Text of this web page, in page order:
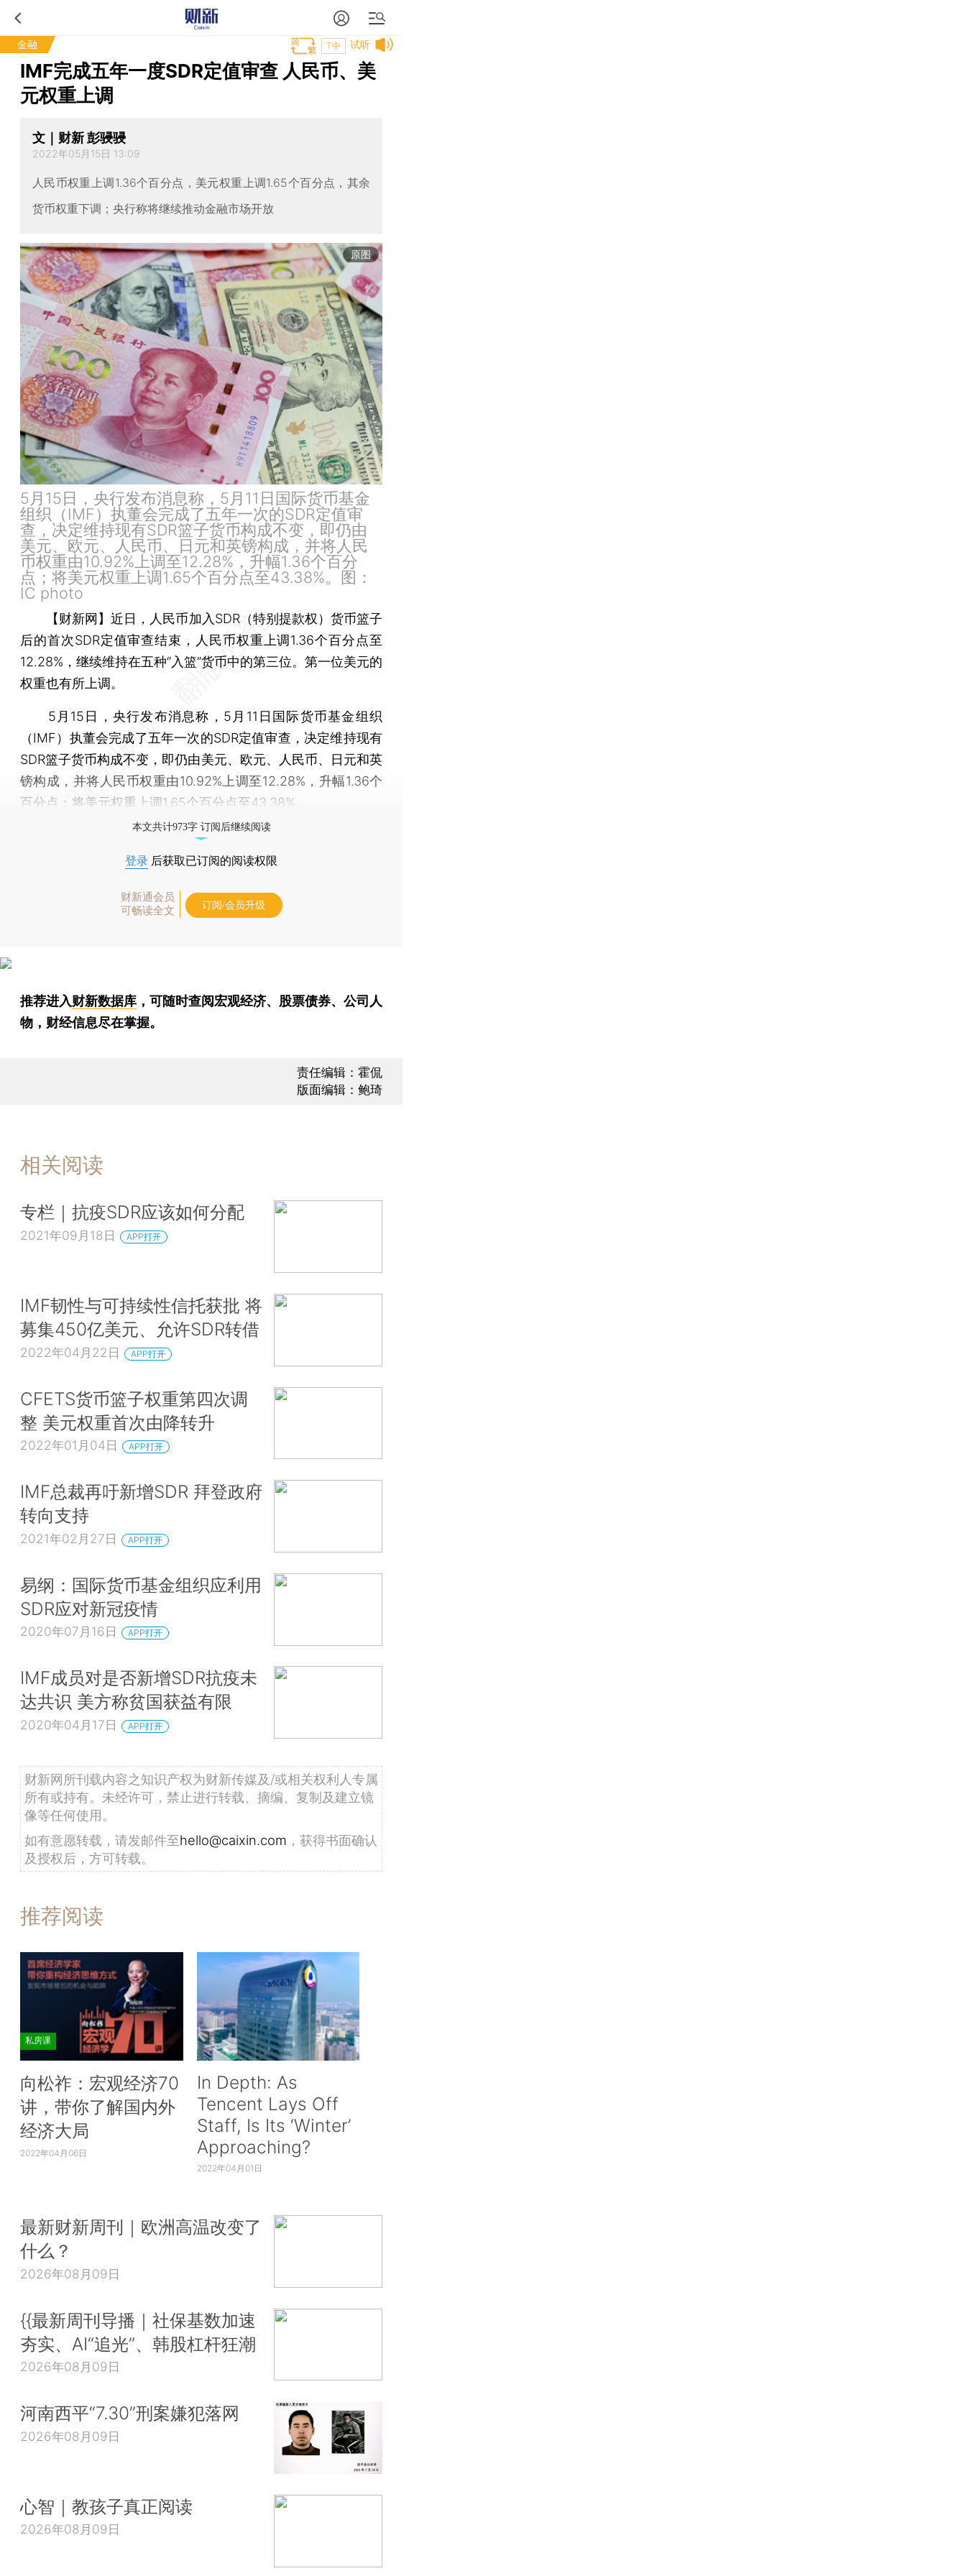
金融 试听
T中
IMF完成五年一度SDR定值审查 人民币、美
元权重上调
文｜财新 彭骎骎
2022年05月15日 13:09
人民币权重上调1.36个百分点，美元权重上调1.65个百分点，其余
货币权重下调；央行称将继续推动金融市场开放
原图
5月15日，央行发布消息称，5月11日国际货币基金
组织（IMF）执董会完成了五年一次的SDR定值审
查，决定维持现有SDR篮子货币构成不变，即仍由
美元、欧元、人民币、日元和英镑构成，并将人民
币权重由10.92%上调至12.28%，升幅1.36个百分
点；将美元权重上调1.65个百分点至43.38%。图：
IC photo
【财新网】近日，人民币加入SDR（特别提款权）货币篮子
后的首次SDR定值审查结束，人民币权重上调1.36个百分点至
12.28%，继续维持在五种“入篮”货币中的第三位。第一位美元的
权重也有所上调。
5月15日，央行发布消息称，5月11日国际货币基金组织
（IMF）执董会完成了五年一次的SDR定值审查，决定维持现有
SDR篮子货币构成不变，即仍由美元、欧元、人民币、日元和英
镑构成，并将人民币权重由10.92%上调至12.28%，升幅1.36个
百分点；将美元权重上调1.65个百分点至43.38%。
本文共计973字 订阅后继续阅读
登录 后获取已订阅的阅读权限
财新通会员
可畅读全文
订阅/会员升级
推荐进入财新数据库 ，可随时查阅宏观经济、股票债券、公司人
物，财经信息尽在掌握。
责任编辑：霍侃
版面编辑：鲍琦
相关阅读
专栏｜抗疫SDR应该如何分配
2021年09月18日 APP打开
IMF韧性与可持续性信托获批 将
募集450亿美元、允许SDR转借
2022年04月22日 APP打开
CFETS货币篮子权重第四次调
整 美元权重首次由降转升
2022年01月04日 APP打开
IMF总裁再吁新增SDR 拜登政府
转向支持
2021年02月27日 APP打开
易纲：国际货币基金组织应利用
SDR应对新冠疫情
2020年07月16日 APP打开
IMF成员对是否新增SDR抗疫未
达共识 美方称贫国获益有限
2020年04月17日 APP打开
财新网所刊载内容之知识产权为财新传媒及/或相关权利人专属
所有或持有。未经许可，禁止进行转载、摘编、复制及建立镜
像等任何使用。
如有意愿转载，请发邮件至hello@caixin.com ，获得书面确认
及授权后，方可转载。
推荐阅读
私房课
向松祚：宏观经济70
讲，带你了解国内外
经济大局
2022年04月06日
In Depth: As
Tencent Lays Off
Staff, Is Its ‘Winter’
Approaching?
2022年04月01日
最新财新周刊｜欧洲高温改变了
什么？
2026年08月09日
{{最新周刊导播｜社保基数加速
夯实、AI“追光”、韩股杠杆狂潮
2026年08月09日
河南西平“7.30”刑案嫌犯落网
2026年08月09日
心智｜教孩子真正阅读
2026年08月09日